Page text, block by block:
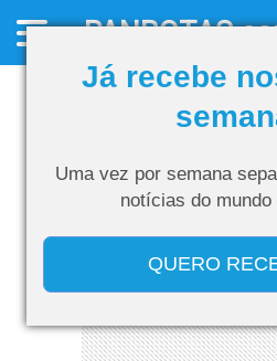
Já recebe
Uma vez por semana
notícias do
QUERO
PANROTAS